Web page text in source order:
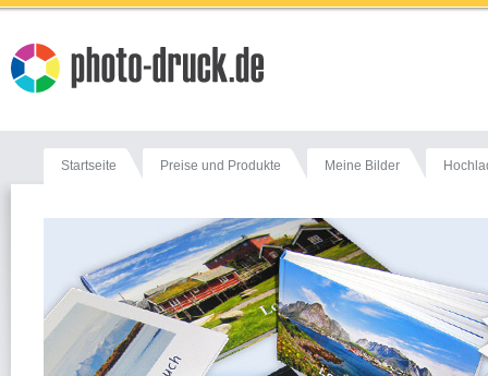
Startseite Preise und Produkte Meine Bilder